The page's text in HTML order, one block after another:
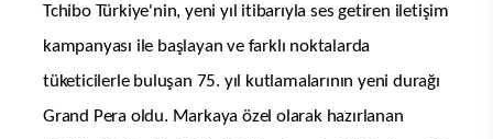
Tchibo Türkiye'nin, yeni yıl itibarıyla ses getiren iletişim
kampanyası ile başlayan ve farklı noktalarda
tüketicilerle buluşan 75. yıl kutlamalarının yeni durağı
Grand Pera oldu. Markaya özel olarak hazırlanan